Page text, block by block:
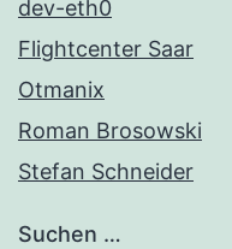
dev-eth0
Flightcenter Saar
Otmanix
Roman Brosowski
Stefan Schneider
Suchen …